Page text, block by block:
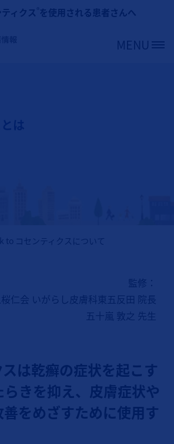
メインコンテンツに移動
ィクス を使用される患者さんへ
MENU
to コセンティクスについて
監修：
仁会 いがらし皮膚科東五反田 院長
五十嵐 敦之 先生
は乾癬の症状を起こす
きを抑え、皮膚症状や
をめざすために使用す